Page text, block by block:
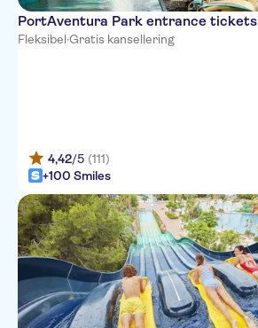
PortAventura Park entrance tickets
Fleksibel·Gratis kansellering
4,42/5 (111)
+100 Smiles